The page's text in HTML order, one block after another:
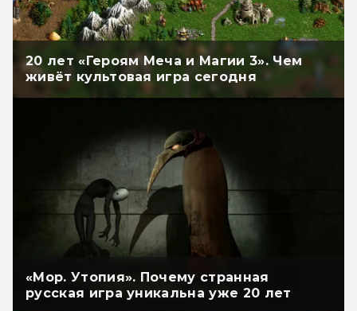
20 лет «Героям Меча и Магии 3». Чем
живёт культовая игра сегодня
«Мор. Утопия». Почему странная
русская игра уникальна уже 20 лет